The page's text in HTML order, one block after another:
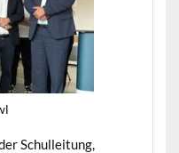
Schulleitung,